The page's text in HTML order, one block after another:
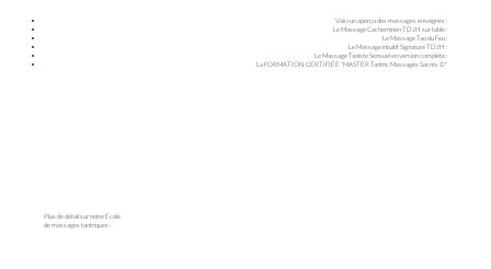
Voici un aperçu des massages enseignés :
Le Massage Cachemirien TDJH sur table :
Le Massage Tao du Feu :
Le Massage intuitif Signature TDJH :
Le Massage Taoïste Sensuel en version complète :
La FORMATION CERTIFIÉE "MASTER Tantric Massages Sacrés ©"
Plus de détail sur notre Ecole
de massages tantriques :